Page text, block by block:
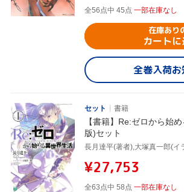
全56点中 45点 一部在庫なし
在庫あり
カートに
全巻入荷お
セット 書籍
【書籍】Re:ゼロから始
版)セット
長月達平(著者),大塚真一郎(イ
¥27,753
全63点中 58点 一部在庫なし